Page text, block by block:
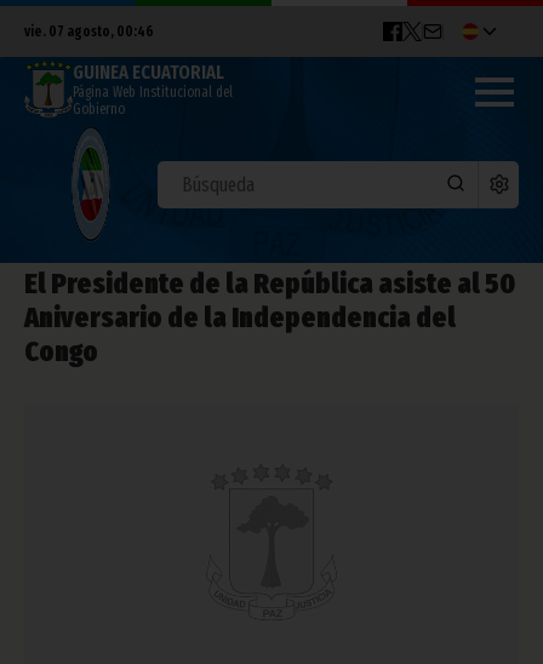
vie. 07 agosto, 00:46
GUINEA ECUATORIAL
Página Web Institucional del
Gobierno
El Presidente de la República asiste al 50
Aniversario de la Independencia del
Congo